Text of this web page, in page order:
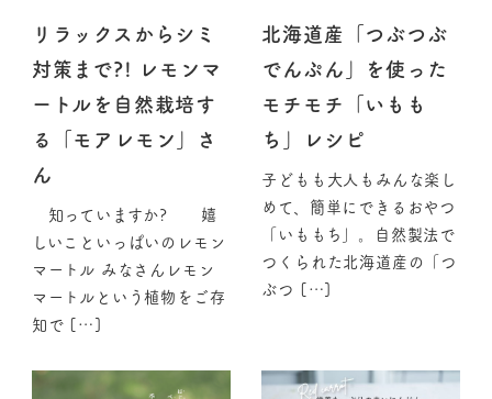
リラックスからシミ
対策まで?! レモンマ
ートルを自然栽培す
る「モアレモン」さ
ん
知っていますか? 嬉
しいこといっぱいのレモン
マートル みなさんレモン
マートルという植物をご存
知で […]
北海道産「つぶつぶ
でんぷん」を使った
モチモチ「いもも
ち」レシピ
子どもも大人もみんな楽し
めて、簡単にできるおやつ
「いももち」。自然製法で
つくられた北海道産の「つ
ぶつ […]